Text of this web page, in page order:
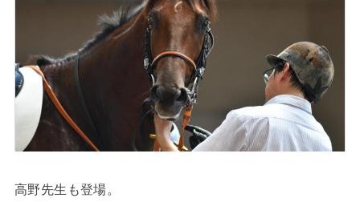
高野先生も登場。